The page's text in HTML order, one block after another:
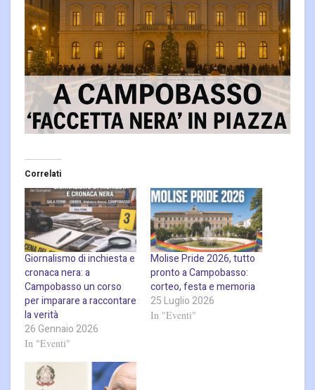
Correlati
Giornalismo di inchiesta e
cronaca nera: a
Campobasso un corso
per imparare a raccontare
la verità
26 Gennaio 2026
In "Eventi"
Molise Pride 2026, tutto
pronto a Campobasso:
corteo, festa e memoria
25 Luglio 2026
In "Eventi"